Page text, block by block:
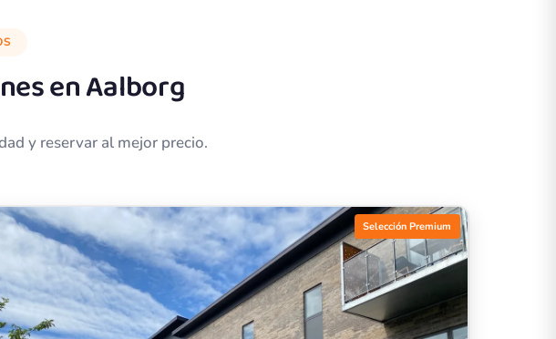
enAalborg
y reservar al mejor precio.
Selección Premium